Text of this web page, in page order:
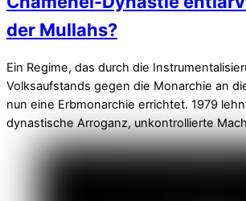
der Mullahs?
Ein Regime, das durch die
Volksaufstands gegen die Monarchie an
nun eine Erbmonarchie errichtet. 1979
dynastische Arroganz, unkontrollierte